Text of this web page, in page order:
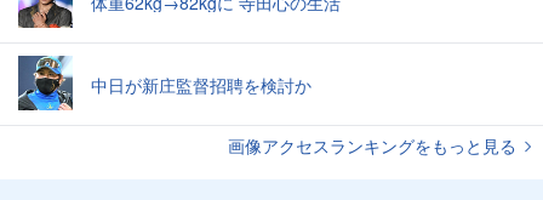
中日が新庄監督招聘を検討か
画像アクセスランキングをもっと見る